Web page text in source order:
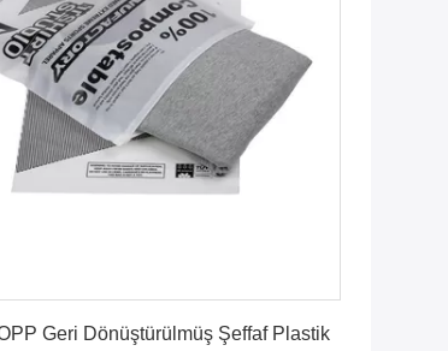
Geri Dönüştürülmüş Şeffaf Plastik